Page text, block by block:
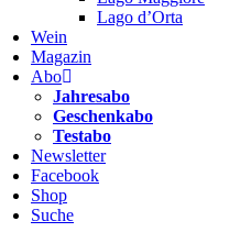
Lago d’Orta
Wein
Magazin
Abo
Jahresabo
Geschenkabo
Testabo
Newsletter
Facebook
Shop
Suche